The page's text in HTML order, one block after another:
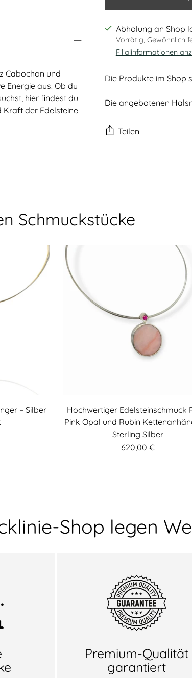
Cabochon und
Energie aus. Ob du
hier findest du
der Edelsteine
Abholung an Shop
Vorrätig, Gewöhnlich
Filialinformationen
Die Produkte im Shop
Die angebotenen
Teilen
Schmuckstücke
– Silber
Hochwertiger Edelsteinschmuck
Pink Opal und Rubin
Sterling Silber
620,00 €
Shop legen
Premium-Qualität
garantiert